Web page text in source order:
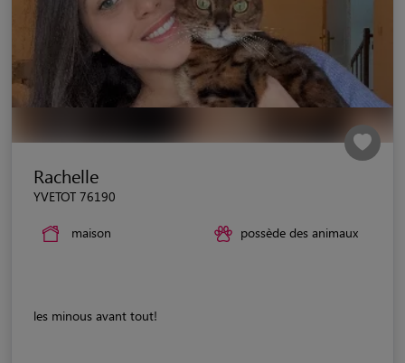
Rachelle
YVETOT 76190
maison possède des animaux
les minous avant tout!